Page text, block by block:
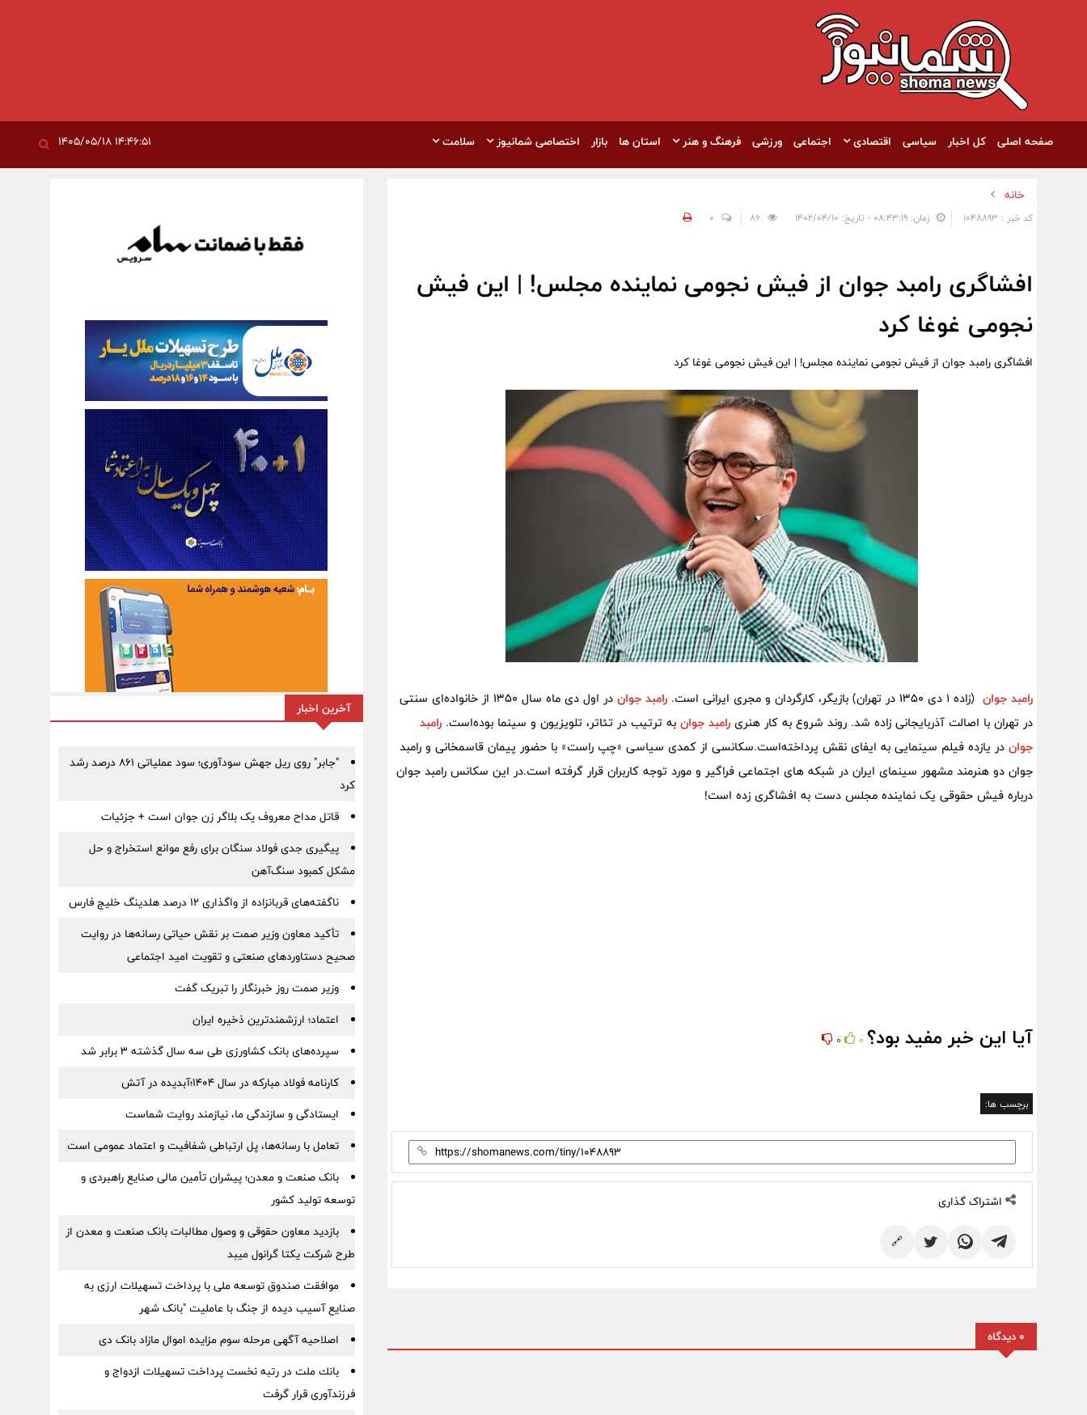
صفحه اصلی کل اخبار سیاسی اقتصادی اجتماعی ورزشی فرهنگ و هنر استان ها بازار اختصاصی شمانیوز سلامت
خانه
کد خبر : 1048893 زمان: ۰۸:۴۳:۱۹ - تاریخ: ۱۴۰۲/۰۴/۱۰ 0
افشاگری رامبد جوان از فیش نجومی نماینده مجلس! | این فیش
نجومی غوغا کرد
افشاگری رامبد جوان از فیش نجومی نماینده مجلس! | این فیش نجومی غوغا کرد
رامبد جوان (زاده ۱ دی ۱۳۵۰ در تهران) بازیگر، کارگردان و مجری ایرانی است. رامبد جوان
در اول دی ماه سال ۱۳۵۰ از خانواده‌ای سنتی
در تهران با اصالت آذربایجانی زاده شد. روند شروع به کار هنری رامبد جوان به ترتیب در تئاتر، تلویزیون و سینما بوده‌است. رامبد
جوان در یازده فیلم سینمایی به ایفای نقش پرداخته‌است.سکانسی از کمدی سیاسی «چپ راست» با حضور پیمان قاسمخانی و رامبد
جوان دو هنرمند مشهور سینمای ایران در شبکه های اجتماعی فراگیر و مورد توجه کاربران قرار گرفته است.در این سکانس رامبد جوان
درباره فیش حقوقی یک نماینده مجلس دست به افشاگری زده است!
آیا این خبر مفید بود؟ 0
0
برچسب ها:
اشتراک گذاری
🔗
0 دیدگاه
آخرین اخبار
"جابر" روی ریل جهش سودآوری؛ سود عملیاتی ۸۶۱ درصد رشد
کرد
قاتل مداح معروف یک بلاگر زن جوان است + جزئیات
پیگیری جدی فولاد سنگان برای رفع موانع استخراج و حل
مشکل کمبود سنگ‌آهن
ناگفته‌های قربانزاده از واگذاری ۱۲ درصد هلدینگ خلیج فارس
تأکید معاون وزیر صمت بر نقش حیاتی رسانه‌ها در روایت
صحیح دستاوردهای صنعتی و تقویت امید اجتماعی
وزیر صمت روز خبرنگار را تبریک گفت
اعتماد؛ ارزشمندترین ذخیره ایران
سپرده‌های بانک کشاورزی طی سه سال گذشته ۳ برابر شد
کارنامه فولاد مبارکه در سال ۱۴۰۴؛آبدیده در آتش
ایستادگی و سازندگی ما، نیازمند روایت شماست
تعامل با رسانه‌ها، پل ارتباطی شفافیت و اعتماد عمومی است
بانک صنعت و معدن؛ پیشران تأمین مالی صنایع راهبردی و
توسعه تولید کشور
بازدید معاون حقوقی و وصول مطالبات بانک صنعت و معدن از
طرح شرکت یکتا گرانول میبد
موافقت صندوق توسعه ملی با پرداخت تسهیلات ارزی به
صنایع آسیب دیده از جنگ با عاملیت "بانک شهر
اصلاحیه آگهی مرحله سوم مزایده اموال مازاد بانک دی
بانك ملت در رتبه نخست پرداخت تسهیلات ازدواج و
فرزندآوری قرار گرفت